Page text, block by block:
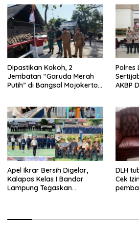
Dipastikan Kokoh, 2
Jembatan “Garuda Merah
Putih” di Bangsal Mojokerto
Polres
AKBP
Apel Ikrar Bersih Digelar,
Kalapas Kelas I Bandar
Lampung Tegaskan
DLH
Cek